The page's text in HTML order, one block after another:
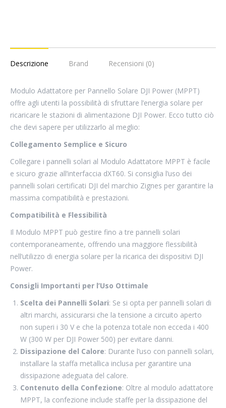
Descrizione Brand Recensioni (0)
Modulo Adattatore per Pannello Solare DJI Power (MPPT)
offre agli utenti la possibilità di sfruttare l’energia solare per
ricaricare le stazioni di alimentazione DJI Power. Ecco tutto ciò
che devi sapere per utilizzarlo al meglio:
Collegamento Semplice e Sicuro
Collegare i pannelli solari al Modulo Adattatore MPPT è facile
e sicuro grazie all’interfaccia dXT60. Si consiglia l’uso dei
pannelli solari certificati DJI del marchio Zignes per garantire la
massima compatibilità e prestazioni.
Compatibilità e Flessibilità
Il Modulo MPPT può gestire fino a tre pannelli solari
contemporaneamente, offrendo una maggiore flessibilità
nell’utilizzo di energia solare per la ricarica dei dispositivi DJI
Power.
Consigli Importanti per l’Uso Ottimale
Scelta dei Pannelli Solari: Se si opta per pannelli solari di
altri marchi, assicurarsi che la tensione a circuito aperto
non superi i 30 V e che la potenza totale non ecceda i 400
W (300 W per DJI Power 500) per evitare danni.
Dissipazione del Calore: Durante l’uso con pannelli solari,
installare la staffa metallica inclusa per garantire una
dissipazione adeguata del calore.
Contenuto della Confezione: Oltre al modulo adattatore
MPPT, la confezione include staffe per la dissipazione del